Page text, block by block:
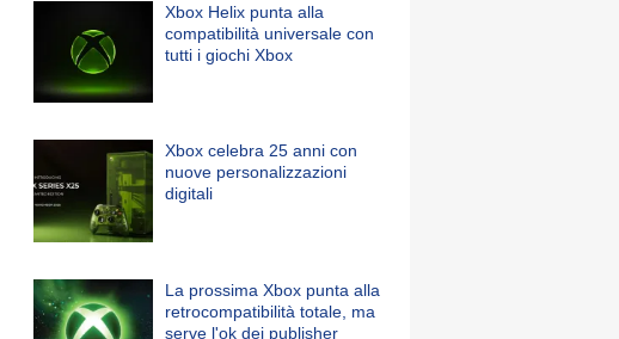
Xbox Helix punta alla
compatibilità universale con
tutti i giochi Xbox
Xbox celebra 25 anni con
nuove personalizzazioni
digitali
La prossima Xbox punta alla
retrocompatibilità totale, ma
serve l'ok dei publisher